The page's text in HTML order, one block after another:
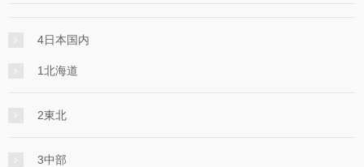
4日本国内
1北海道
2東北
3中部